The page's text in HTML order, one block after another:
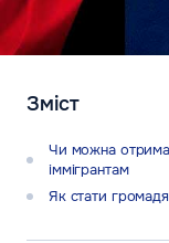
Зміст
Чи можна
іммігрантам
Як стати